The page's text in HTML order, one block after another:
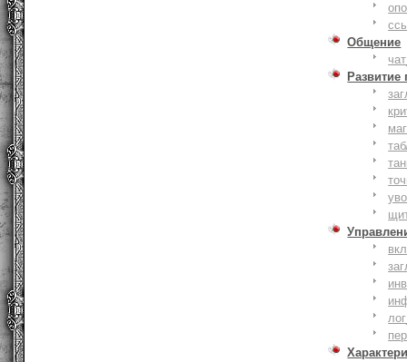
Общение
Развитие
маг